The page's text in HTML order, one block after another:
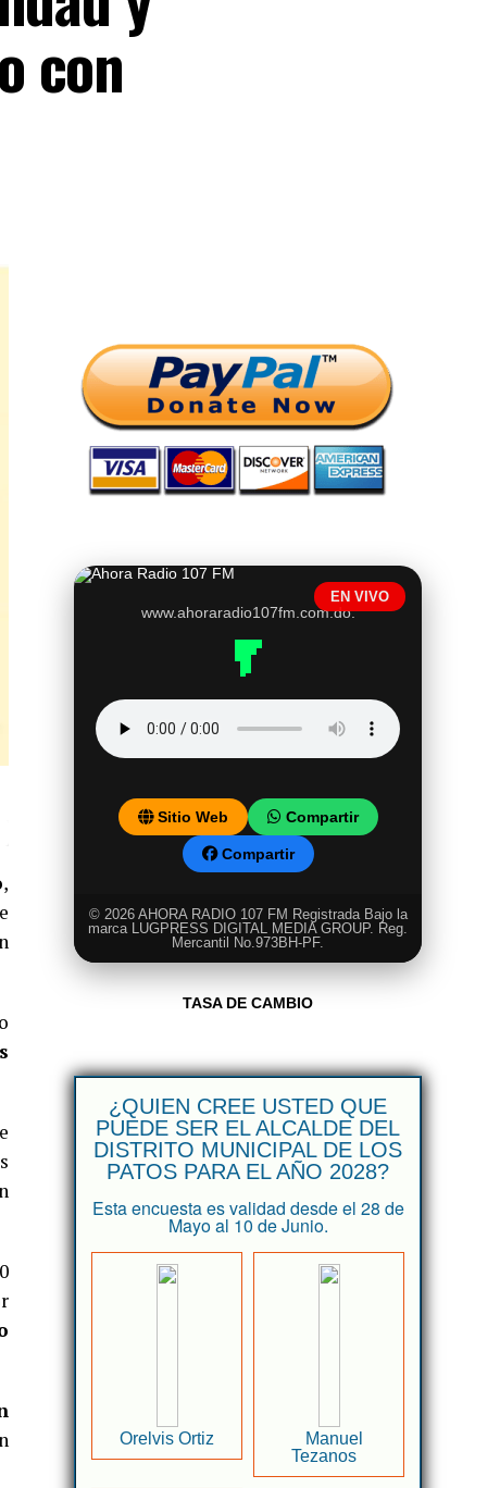
con
,
EN VIVO
www.ahoraradio107fm.com.do.
Sitio Web Compartir
Compartir
© 2026 AHORA RADIO 107 FM Registrada Bajo la
marca LUGPRESS DIGITAL MEDIA GROUP. Reg.
Mercantil No.973BH-PF.
TASA DE CAMBIO
¿QUIEN CREE USTED QUE
PUEDE SER EL ALCALDE DEL
DISTRITO MUNICIPAL DE LOS
PATOS PARA EL AÑO 2028?
Esta encuesta es validad desde el 28 de
Mayo al 10 de Junio.
Orelvis Ortiz
Manuel
Tezanos